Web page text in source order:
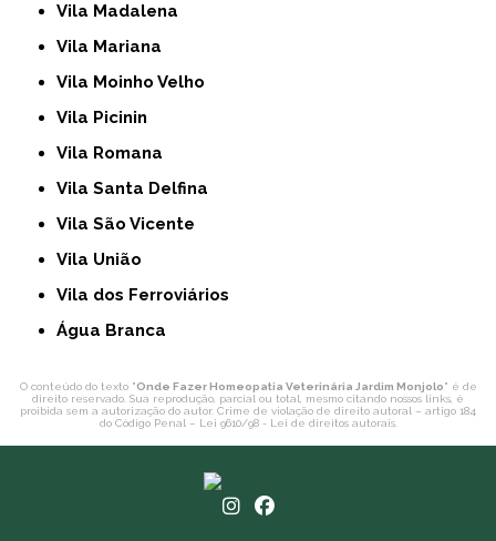
Vila Madalena
Vila Mariana
Vila Moinho Velho
Vila Picinin
Vila Romana
Vila Santa Delfina
Vila São Vicente
Vila União
Vila dos Ferroviários
Água Branca
O conteúdo do texto "Onde Fazer Homeopatia Veterinária Jardim Monjolo" é de
direito reservado. Sua reprodução, parcial ou total, mesmo citando nossos links, é
proibida sem a autorização do autor. Crime de violação de direito autoral – artigo 184
do Código Penal – Lei 9610/98 - Lei de direitos autorais.